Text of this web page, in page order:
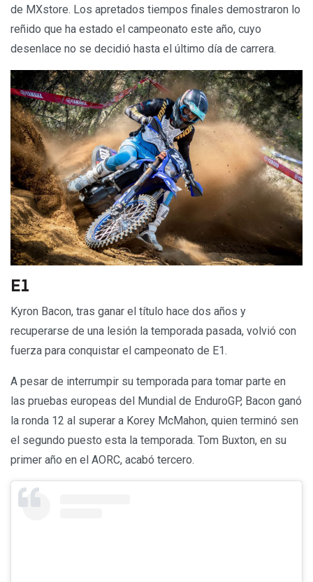
de MXstore. Los apretados tiempos finales demostraron lo
reñido que ha estado el campeonato este año, cuyo
desenlace no se decidió hasta el último día de carrera.
E1
Kyron Bacon, tras ganar el título hace dos años y
recuperarse de una lesión la temporada pasada, volvió con
fuerza para conquistar el campeonato de E1.
A pesar de interrumpir su temporada para tomar parte en
las pruebas europeas del Mundial de EnduroGP, Bacon ganó
la ronda 12 al superar a Korey McMahon, quien terminó sen
el segundo puesto esta la temporada. Tom Buxton, en su
primer año en el AORC, acabó tercero.